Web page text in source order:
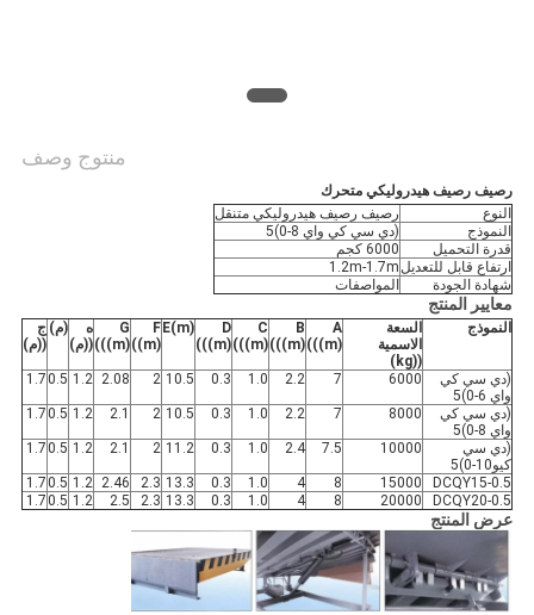
منتوج وصف
رصيف رصيف هيدروليكي متحرك
النوع
رصيف رصيف هيدروليكي متنقل
النموذج
(دي سي كي واي 8-0)5
قدرة التحميل
6000 كجم
ارتفاع قابل للتعديل1.2m-1.7m
شهادة الجودة
المواصفات
معايير المنتج
النموذج
السعة
الاسمية
((kg)
A
(((m)
B
(((m)
C
(((m)
D
(((m)
E(m)
F
((m)
G
(((m)
ه
((م)
(م) ج
((م)
(دي سي كي
واي 6-0)5
6000
7
2.2
1.0
0.3
10.5
2
2.08
1.2
0.5
1.7
(دي سي كي
واي 8-0)5
8000
7
2.2
1.0
0.3
10.5
2
2.1
1.2
0.5
1.7
(دي سي
كيو10-0)5
10000
7.5
2.4
1.0
0.3
11.2
2
2.1
1.2
0.5
1.7
DCQY15-0.5
15000
8
4
1.0
0.3
13.3
2.3
2.46
1.2
0.5
1.7
DCQY20-0.5
20000
8
4
1.0
0.3
13.3
2.3
2.5
1.2
0.5
1.7
عرض المنتج